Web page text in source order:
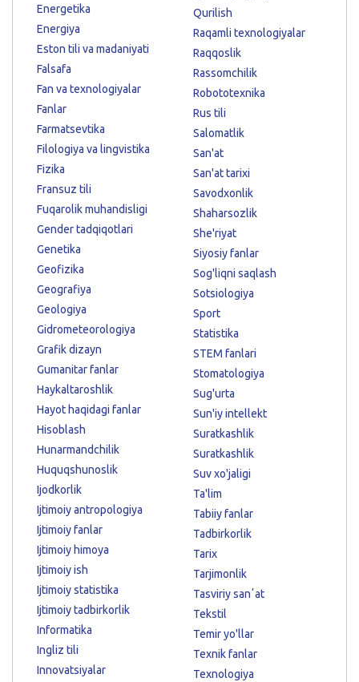
Energetika
Energiya
Eston tili va madaniyati
Falsafa
Fan va texnologiyalar
Fanlar
Farmatsevtika
Filologiya va lingvistika
Fizika
Fransuz tili
Fuqarolik muhandisligi
Gender tadqiqotlari
Genetika
Geofizika
Geografiya
Geologiya
Gidrometeorologiya
Grafik dizayn
Gumanitar fanlar
Haykaltaroshlik
Hayot haqidagi fanlar
Hisoblash
Hunarmandchilik
Huquqshunoslik
Ijodkorlik
Ijtimoiy antropologiya
Ijtimoiy fanlar
Ijtimoiy himoya
Ijtimoiy ish
Ijtimoiy statistika
Ijtimoiy tadbirkorlik
Informatika
Ingliz tili
Innovatsiyalar
Qurilish
Raqamli texnologiyalar
Raqqoslik
Rassomchilik
Robototexnika
Rus tili
Salomatlik
San'at
San'at tarixi
Savodxonlik
Shaharsozlik
She'riyat
Siyosiy fanlar
Sog'liqni saqlash
Sotsiologiya
Sport
Statistika
STEM fanlari
Stomatologiya
Sug'urta
Sun'iy intellekt
Suratkashlik
Suratkashlik
Suv xo'jaligi
Ta'lim
Tabiiy fanlar
Tadbirkorlik
Tarix
Tarjimonlik
Tasviriy sanʼat
Tekstil
Temir yo'llar
Texnik fanlar
Texnologiya